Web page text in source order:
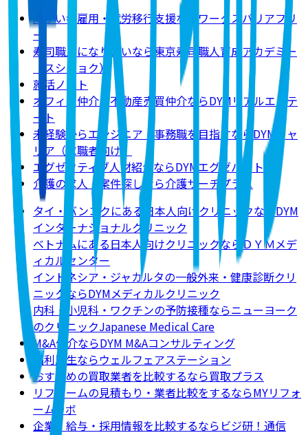
障がい者雇用・就労移行支援ならワークスバリアフリ
ー
寿司職人になりたいなら東京寿司職人育成アカデミー
（スシショク）
就活ノート
オフィス仲介・不動産売買仲介ならDYMリアルエステ
ート
未経験からエンジニア・事務職を目指すならDYMキャ
リア（求職者向け）
エグゼクティブ人材紹介ならDYMエグゼパート
介護の求人・案件探しなら介護サーチプラス
タイ・バンコクにある日本人向けクリニックならDYM
インターナショナルクリニック
ベトナムにある日本人向けクリニックならＤＹＭメデ
ィカルセンター
インドネシア・ジャカルタの一般外来・健康診断クリ
ニックならDYMメディカルクリニック
内科・小児科・ワクチンの予防接種ならニューヨーク
のクリニックJapanese Medical Care
M&A仲介ならDYM M&Aコンサルティング
福利厚生ならウェルフェアステーション
おすすめの買取業者を比較するなら買取プラス
リフォームの見積もり・業者比較をするならMYリフォ
ームラボ
企業・給与・採用情報を比較するならビジ研！通信